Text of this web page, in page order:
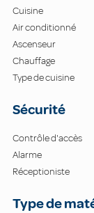
Cuisine
Air conditionné
Ascenseur
Chauffage
Type de cuisine
Sécurité
Contrôle d'accès
Alarme
Réceptioniste
Type de